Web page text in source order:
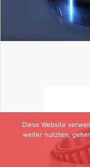
Diese Website
weiter nutzten,